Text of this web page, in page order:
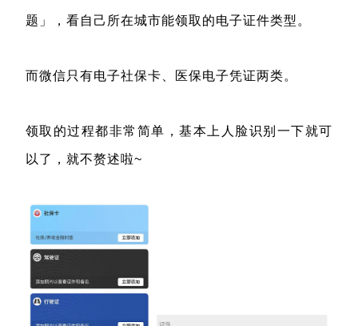
题」，看自己所在城市能领取的电子证件类型。
而微信只有电子社保卡、医保电子凭证两类。
领取的过程都非常简单，基本上人脸识别一下就可
以了，就不赘述啦~